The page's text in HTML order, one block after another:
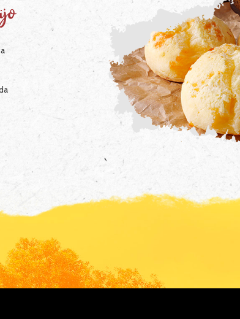
Queijadinha
A queijadinha é quase que
um pedacinho do céu em
formato de um doce!
Cremosa e saborosa, essa
sobremesa vai arrasar na
sua casa.
(...) Leia mais